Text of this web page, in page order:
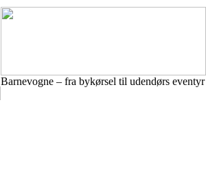
Barnevogne – fra bykørsel til udendørs eventyr